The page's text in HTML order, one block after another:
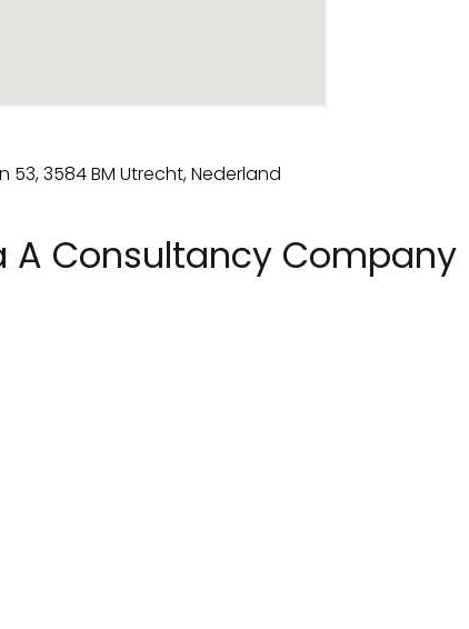
A Consultancy Company